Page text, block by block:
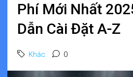
Phí Mới Nhất
Dẫn Cài Đặt A-Z
Khác 0